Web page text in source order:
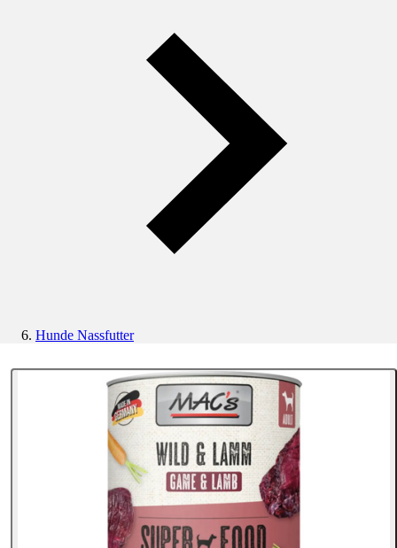
Hunde Nassfutter